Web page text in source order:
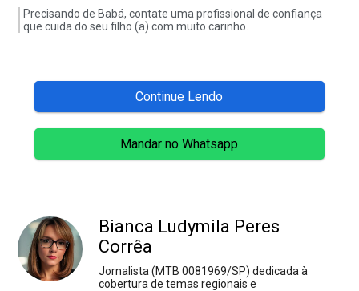
Precisando de Babá, contate uma profissional de confiança
que cuida do seu filho (a) com muito carinho.
Continue Lendo
Mandar no Whatsapp
Bianca Ludymila Peres
Corrêa
Jornalista (MTB 0081969/SP) dedicada à
cobertura de temas regionais e